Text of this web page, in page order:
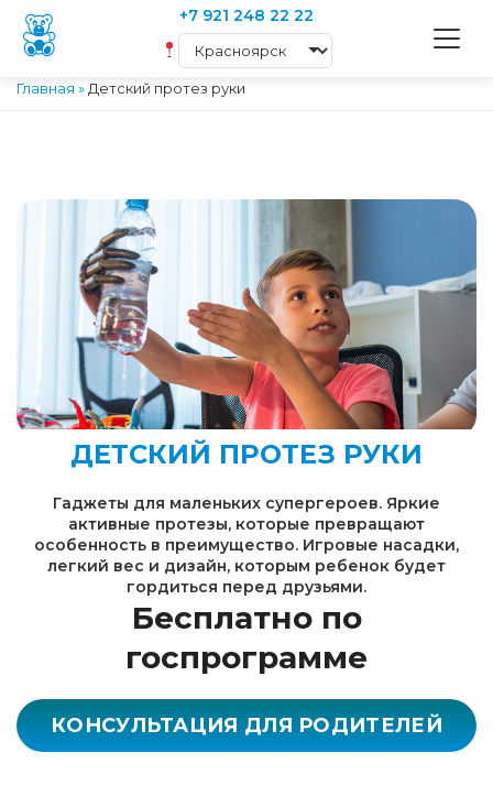
+7 921 248 22 22
Главная » Детский протез руки
ДЕТСКИЙ ПРОТЕЗ РУКИ
Гаджеты для маленьких супергероев. Яркие
активные протезы, которые превращают
особенность в преимущество. Игровые насадки,
легкий вес и дизайн, которым ребенок будет
гордиться перед друзьями.
Бесплатно по
госпрограмме
КОНСУЛЬТАЦИЯ ДЛЯ РОДИТЕЛЕЙ